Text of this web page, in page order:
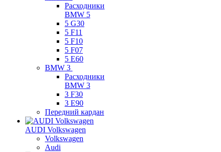
Расходники
BMW 5
5 G30
5 F11
5 F10
5 F07
5 E60
BMW 3
Расходники
BMW 3
3 F30
3 E90
Передний кардан
AUDI Volkswagen
Volkswagen
Audi